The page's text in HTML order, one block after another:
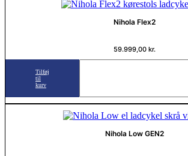
Nihola Flex2
59.999,00 kr.
Tilføj
til
kurv
Nihola Low GEN2